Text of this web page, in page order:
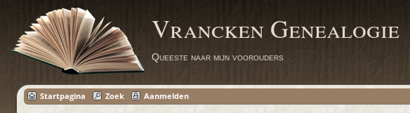
Vrancken Genealogie
Queeste naar mijn voorouders
Startpagina Zoek Aanmelden